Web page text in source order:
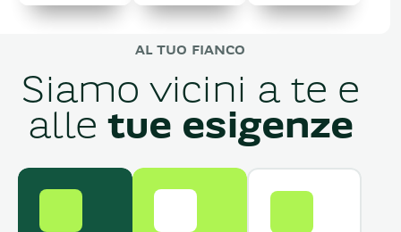
AL TUO FIANCO
Siamo vicini a te e
alle tue esigenze